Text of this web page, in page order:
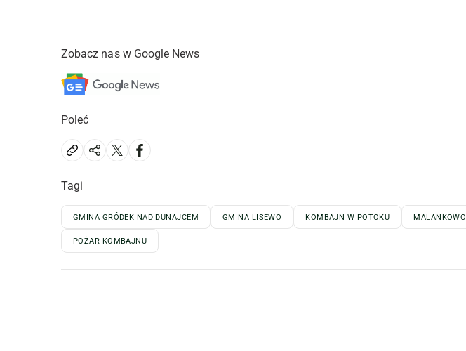
Zobacz nas w Google News
Poleć
Tagi
GMINA GRÓDEK NAD DUNAJCEM GMINA LISEWO KOMBAJN W POTOKU MALANKOWO
POŻAR KOMBAJNU